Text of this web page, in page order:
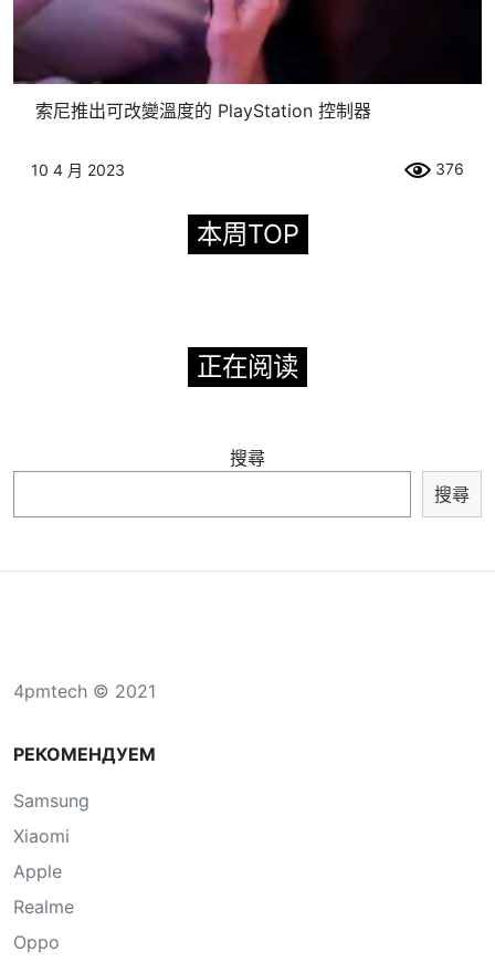
索尼推出可改變溫度的 PlayStation 控制器
10 4 月 2023 376
本周TOP
正在阅读
搜尋
搜尋
4pmtech © 2021
РЕКОМЕНДУЕМ
Samsung
Xiaomi
Apple
Realme
Oppo